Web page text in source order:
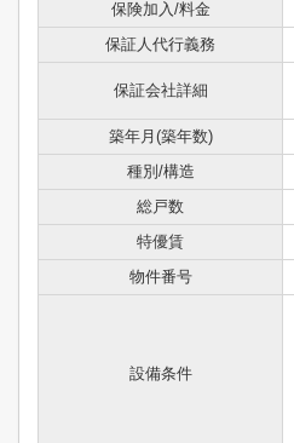
保険加入/料金
保証人代行義務
保証会社詳細
築年月(築年数)
種別/構造
総戸数
特優賃
物件番号
設備条件